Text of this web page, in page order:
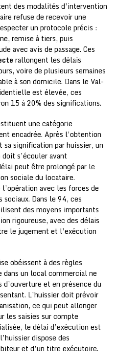
des modalités d’intervention
refuse de recevoir une
un protocole précis :
remise à tiers, puis
avec avis de passage. Ces
rallongent les délais
voire de plusieurs semaines
à son domicile. Dans le Val-
est élevée, ces
15 à 20% des significations.
une catégorie
encadrée. Après l’obtention
sa signification par huissier, un
s’écouler avant
peut être prolongé par le
sociale du locataire.
avec les forces de
Dans le 94, ces
des moyens importants
rigoureuse, avec des délais
le jugement et l’exécution
obéissent à des règles
dans un local commercial ne
et en présence du
L’huissier doit prévoir
ce qui peut allonger
les saisies sur compte
le délai d’exécution est
dispose des
et d’un titre exécutoire.